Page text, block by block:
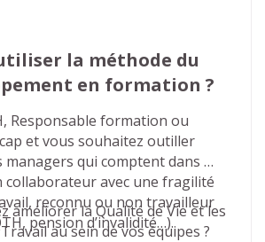
la méthode du
en formation ?
Responsable formation ou
et vous souhaitez outiller
managers qui comptent dans
collaborateur avec une fragilité
reconnu ou non travailleur
pension d’invalidité…).
améliorer la Qualité de Vie et les
au sein de vos équipes ?